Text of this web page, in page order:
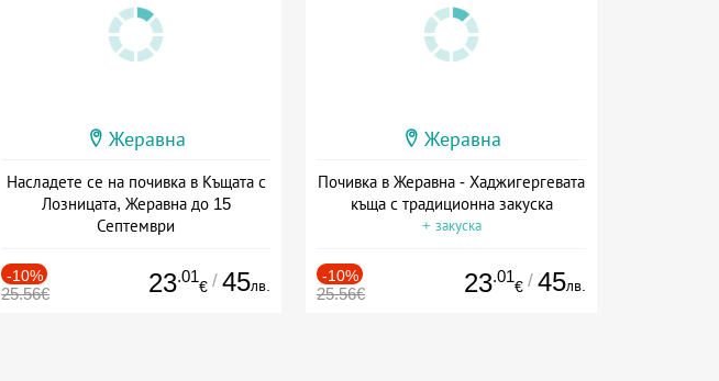
Жеравна
Насладете се на почивка в Къщата с
Лозницата, Жеравна до 15
Септември
-10%
25.56€ 23.01
€ / 45лв.
Жеравна
Почивка в Жеравна - Хаджигергевата
къща с традиционна закуска
+ закуска
-10%
25.56€ 23.01
€ / 45лв.